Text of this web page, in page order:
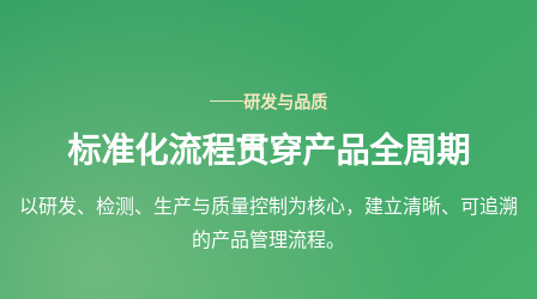
研发与品质
标准化流程贯穿产品全周期
以研发、检测、生产与质量控制为核心，建立清晰、可追溯
的产品管理流程。